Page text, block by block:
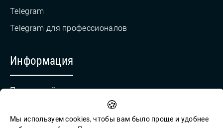
Telegram
Telegram для профессионалов
Информация
Противодействие коррупции
Обратная связь для сообщений о фактах коррупции
🍪
Мы используем cookies, чтобы вам было проще и удобнее